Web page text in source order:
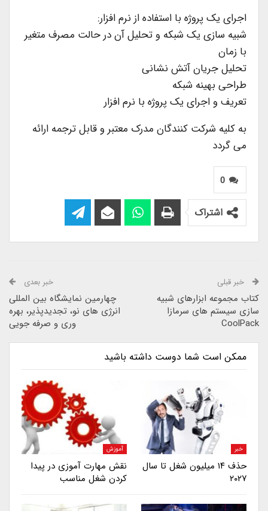
اجرای یک پروژه با استفاده از نرم افزار:
شبیه سازی یک شبکه و تحلیل آن در حالت مصرف متغیر
با زمان
تحلیل جریان آتش نشانی
طراحی بهینه شبکه
تعریف و اجرای یک پروژه با نرم افزار
به کلیه شرکت کنندگان مدرک معتبر و قابل ترجمه ارائه
می گردد
0
اشتراک
خبر قبلی
کتاب مجموعه ابزارهای شبیه
سازی سیستم های سرمازا
CoolPack
خبر بعدی
چهارمین نمایشگاه بین المللی
انرژی های نو، تجدیدپذیر، بهره
وری و صرفه جویی
ممکن است شما دوست داشته باشید
خبر
حذف ۱۴ میلیون شغل تا سال
۲۰۲۷
آموزش
نقش مهارت آموزی در پیدا
کردن شغل مناسب